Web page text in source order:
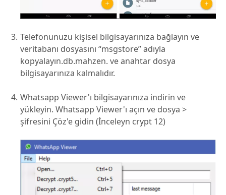
Telefonunuzu kişisel bilgisayarınıza bağlayın ve
veritabanı dosyasını “msgstore” adıyla
kopyalayın.db.mahzen. ve anahtar dosya
bilgisayarınıza kalmalıdır.
Whatsapp Viewer'ı bilgisayarınıza indirin ve
yükleyin. Whatsapp Viewer'ı açın ve dosya >
şifresini Çöz'e gidin (İnceleyn crypt 12)